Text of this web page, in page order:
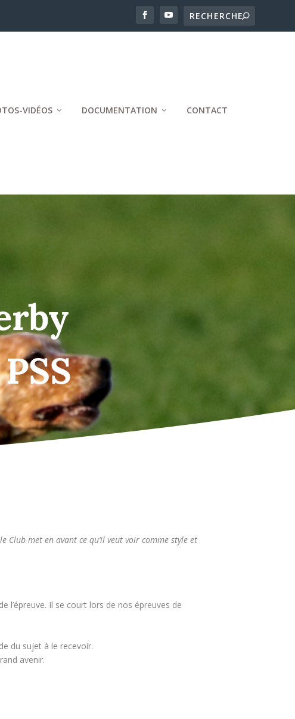
VIDÉOS DOCUMENTATION CONTACT
Club met en avant ce qu’il veut voir comme style et
l’épreuve. Il se court lors de nos épreuves de
du sujet à le recevoir.
avenir.